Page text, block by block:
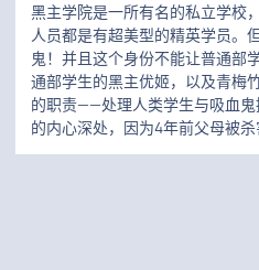
黑主学院是一所有名的私立学校
人员都是有超美型的精英学员。
鬼！并且这个身份不能让普通
通部学生的黑主优姬，以及青梅
的职责——处理人类学生与吸血
的内心深处，因为4年前父母被杀